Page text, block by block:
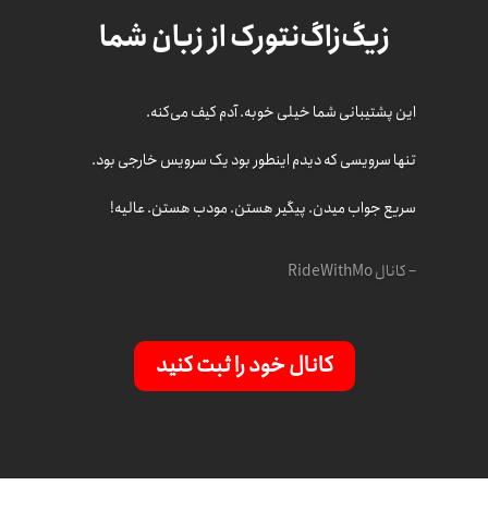
زیگ‌زاگ‌نتورک از زبان شما
این پشتیبانی شما خیلی خوبه. آدم کیف می‌کنه.
تنها سرویسی که دیدم اینطور بود یک سرویس خارجی بود.
سریع جواب میدن. پیگیر هستن. مودب هستن. عالیه!
–کانال RideWithMo
کانال خود را ثبت کنید